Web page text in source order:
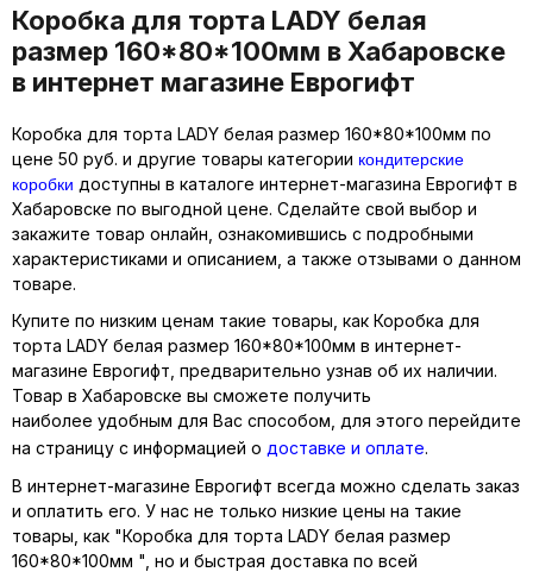
Коробка для торта LADY белая
размер 160*80*100мм в Хабаровске
в интернет магазине Еврогифт
Коробка для торта LADY белая размер 160*80*100мм по
цене 50 руб. и другие товары категории кондитерские
коробки доступны в каталоге интернет-магазина Еврогифт в
Хабаровске по выгодной цене. Сделайте свой выбор и
закажите товар онлайн, ознакомившись с подробными
характеристиками и описанием, а также отзывами о данном
товаре.
Купите по низким ценам такие товары, как Коробка для
торта LADY белая размер 160*80*100мм в интернет-
магазине Еврогифт, предварительно узнав об их наличии.
Товар в Хабаровске вы сможете получить
наиболее удобным для Вас способом, для этого перейдите
на страницу с информацией о доставке и оплате.
В интернет-магазине Еврогифт всегда можно сделать заказ
и оплатить его. У нас не только низкие цены на такие
товары, как "Коробка для торта LADY белая размер
160*80*100мм ", но и быстрая доставка по всей